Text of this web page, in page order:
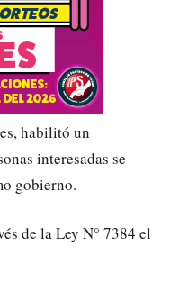
habilitó un
interesadas se
gobierno.
de la Ley N° 7384 el